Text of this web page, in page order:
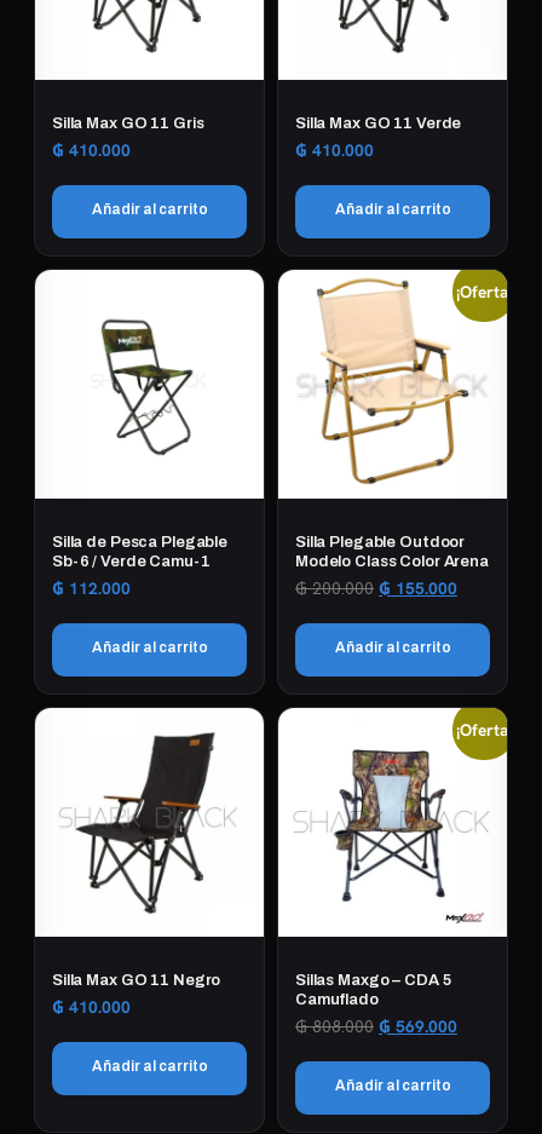
Silla Max GO 11 Gris
₲ 410.000
Añadir al carrito
Silla Max GO 11 Verde
₲ 410.000
Añadir al carrito
Silla de Pesca Plegable
Sb-6 / Verde Camu-1
₲ 112.000
Añadir al carrito
¡Oferta!
Silla Plegable Outdoor
Modelo Class Color Arena
₲200.000 El
era:
₲ 200.000.
₲ 155.000El
actual
₲ 155.000.
Añadir al carrito
Silla Max GO 11 Negro
₲ 410.000
Añadir al carrito
¡Oferta!
Sillas Maxgo – CDA 5
Camuflado
₲808.000 El
era:
₲ 808.000.
₲ 569.000El
actual
₲ 569.000.
Añadir al carrito